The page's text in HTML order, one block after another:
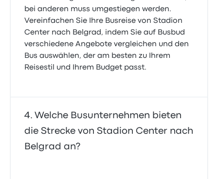
bei anderen muss umgestiegen werden.
Vereinfachen Sie Ihre Busreise von Stadion
Center nach Belgrad, indem Sie auf Busbud
verschiedene Angebote vergleichen und den
Bus auswählen, der am besten zu Ihrem
Reisestil und Ihrem Budget passt.
Welche Busunternehmen bieten
die Strecke von Stadion Center nach
Belgrad an?